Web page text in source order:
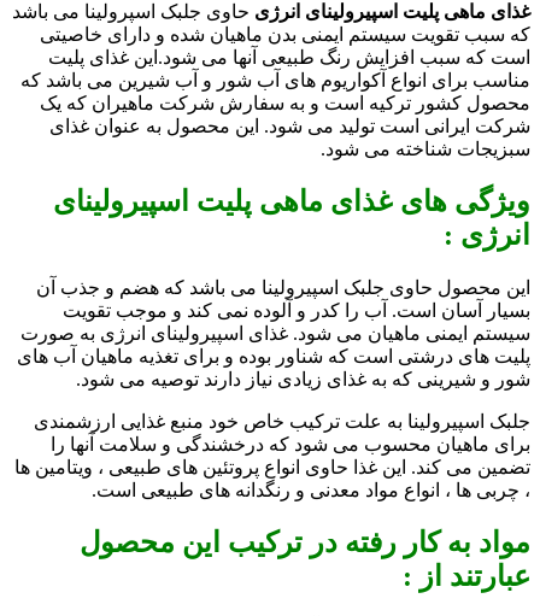
غذای ماهی پلیت اسپیرولینای انرژی حاوی جلبک اسپرولینا می باشد
که سبب تقویت سیستم ایمنی بدن ماهیان شده و دارای خاصیتی
است که سبب افزایش رنگ طبیعی آنها می شود. این غذای پلیت
مناسب برای انواع آکواریوم های آب شور و آب شیرین می باشد که
محصول کشور ترکیه است و به سفارش شرکت ماهیران که یک
شرکت ایرانی است تولید می شود. این محصول به عنوان غذای
سبزیجات شناخته می شود.
ویژگی های غذای ماهی پلیت اسپیرولینای
انرژی :
این محصول حاوی جلبک اسپیرولینا می باشد که هضم و جذب آن
بسیار آسان است. آب را کدر و آلوده نمی کند و موجب تقویت
سیستم ایمنی ماهیان می شود. غذای اسپیرولینای انرژی به صورت
پلیت های درشتی است که شناور بوده و برای تغذیه ماهیان آب های
شور و شیرینی که به غذای زیادی نیاز دارند توصیه می شود.
جلبک اسپیرولینا به علت ترکیب خاص خود منبع غذایی ارزشمندی
برای ماهیان محسوب می شود که درخشندگی و سلامت آنها را
تضمین می کند. این غذا حاوی انواع پروتئین های طبیعی ، ویتامین ها
، چربی ها ، انواع مواد معدنی و رنگدانه های طبیعی است.
مواد به کار رفته در ترکیب این محصول
عبارتند از :